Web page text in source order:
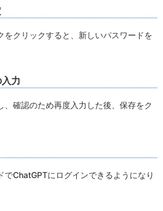
をクリックすると、新しいパスワードを
力
、確認のため再度入力した後、保存をク
でChatGPTにログインできるようになり